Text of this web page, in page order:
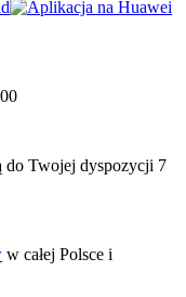
do Twojej dyspozycji 7
w całej Polsce i